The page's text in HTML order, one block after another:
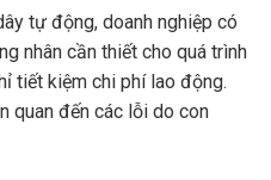
tự động, doanh nghiệp có
nhân cần thiết cho quá trình
tiết kiệm chi phí lao động.
quan đến các lỗi do con